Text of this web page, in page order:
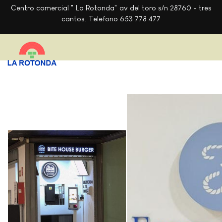
Centro comercial " La Rotonda" av del toro s/n 28760 - tres
cantos. Telefono 653 778 477